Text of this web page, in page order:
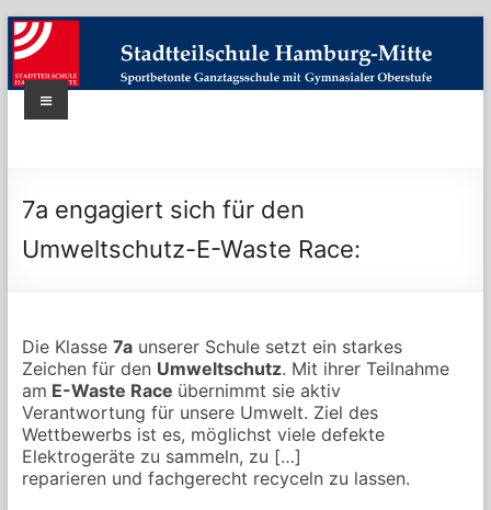
Skip
to
content
Mitte
|
Erleben-
Zukunft
Sportbetonte
Schule
mit
Menü
7a engagiert sich für den
Umweltschutz-E-Waste Race:
Die Klasse 7aunserer Schule setzt ein starkes
Zeichen für den Umweltschutz. Mit ihrer Teilnahme
am E-Waste Race übernimmt sie aktiv
Verantwortung für unsere Umwelt. Ziel des
Wettbewerbs ist es, möglichst viele defekte
Elektrogeräte zu sammeln, zu […]
reparieren und fachgerecht recyceln zu lassen.